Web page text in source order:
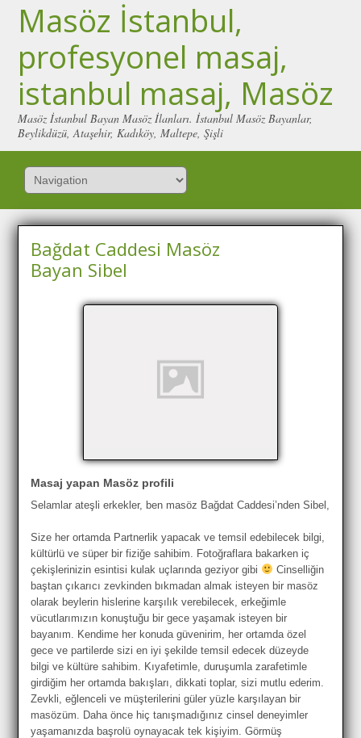
Masöz İstanbul,
profesyonel masaj,
istanbul masaj, Masöz
Masöz İstanbul Bayan Masöz İlanları. İstanbul Masöz Bayanlar,
Beylikdüzü, Ataşehir, Kadıköy, Maltepe, Şişli
Bağdat Caddesi Masöz
Bayan Sibel
Masaj yapan Masöz profili
Selamlar ateşli erkekler, ben masöz Bağdat Caddesi’nden Sibel,
Size her ortamda Partnerlik yapacak ve temsil edebilecek bilgi,
kültürlü ve süper bir fiziğe sahibim. Fotoğraflara bakarken iç
çekişlerinizin esintisi kulak uçlarında geziyor gibi
Cinselliğin
baştan çıkarıcı zevkinden bıkmadan almak isteyen bir masöz
olarak beylerin hislerine karşılık verebilecek, erkeğimle
vücutlarımızın konuştuğu bir gece yaşamak isteyen bir
bayanım. Kendime her konuda güvenirim, her ortamda özel
gece ve partilerde sizi en iyi şekilde temsil edecek düzeyde
bilgi ve kültüre sahibim. Kıyafetimle, duruşumla zarafetimle
girdiğim her ortamda bakışları, dikkati toplar, sizi mutlu ederim.
Zevkli, eğlenceli ve müşterilerini güler yüzle karşılayan bir
masözüm. Daha önce hiç tanışmadığınız cinsel deneyimler
yaşamanızda başrolü oynayacak tek kişiyim. Görmüş